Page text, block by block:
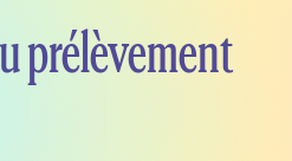
prélèvement